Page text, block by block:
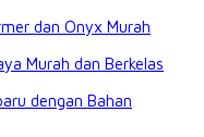
dan Onyx Murah
Murah dan Berkelas
dengan Bahan